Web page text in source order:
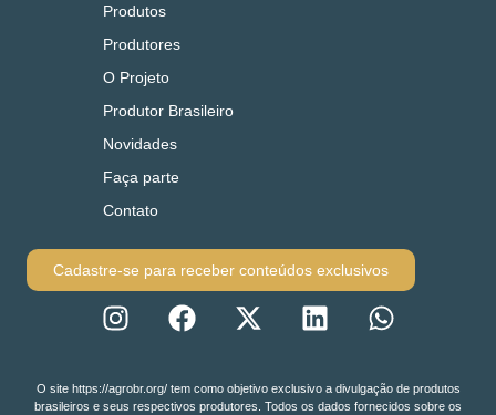
Produtos
Produtores
O Projeto
Produtor Brasileiro
Novidades
Faça parte
Contato
Cadastre-se para receber conteúdos exclusivos
O site https://agrobr.org/ tem como objetivo exclusivo a divulgação de produtos
brasileiros e seus respectivos produtores. Todos os dados fornecidos sobre os